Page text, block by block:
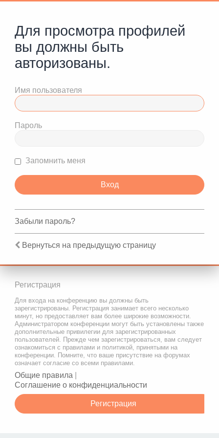
Для просмотра профилей
вы должны быть
авторизованы.
Имя пользователя
Пароль
Запомнить меня
Забыли пароль?
Вернуться на предыдущую страницу
Регистрация
Для входа на конференцию вы должны быть
зарегистрированы. Регистрация занимает всего несколько
минут, но предоставляет вам более широкие возможности.
Администратором конференции могут быть установлены также
дополнительные привилегии для зарегистрированных
пользователей. Прежде чем зарегистрироваться, вам следует
ознакомиться с правилами и политикой, принятыми на
конференции. Помните, что ваше присутствие на форумах
означает согласие со всеми правилами.
Общие правила
Соглашение о конфиденциальности
Регистрация